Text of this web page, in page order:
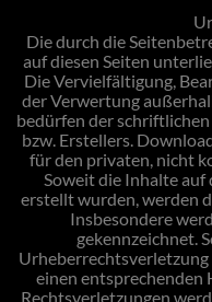
Die durch die
auf diesen Seiten
Die Vervielfältigung,
der Verwertung
bedürfen der
bzw. Erstellers.
für den privaten, nicht
Soweit die Inhalte auf
erstellt wurden, werden
Insbesondere
gekennzeichnet.
einen entsprechenden
Rechtsverletzungen